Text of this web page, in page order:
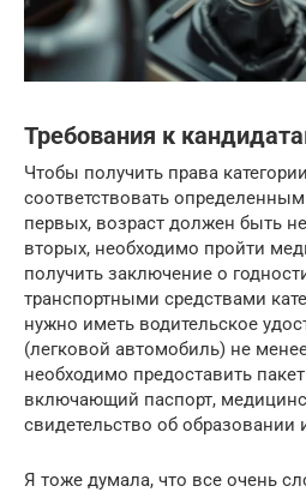
Требования к
Чтобы получить права
соответствовать
первых, возраст должен быть
вторых, необходимо пройти
получить заключение о
транспортными средствами
нужно иметь водительское
(легковой автомобиль) не
необходимо предоставить
включающий паспорт,
свидетельство об образовании
Я тоже думала, что все очень